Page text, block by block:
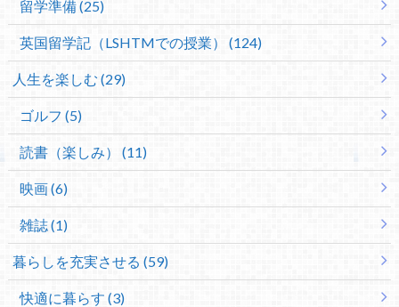
留学準備 (25)
英国留学記（LSHTMでの授業） (124)
人生を楽しむ (29)
ゴルフ (5)
読書（楽しみ） (11)
映画 (6)
雑誌 (1)
暮らしを充実させる (59)
快適に暮らす (3)